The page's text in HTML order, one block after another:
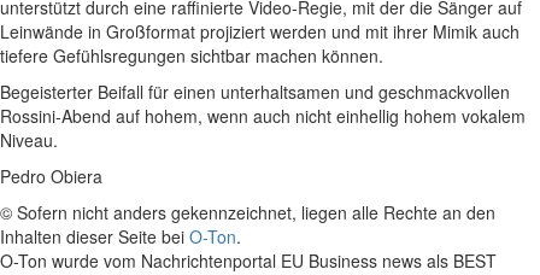
unterstützt durch eine raffinierte Video-Regie, mit der die Sänger auf
Leinwände in Großformat projiziert werden und mit ihrer Mimik auch
tiefere Gefühlsregungen sichtbar machen können.
Begeisterter Beifall für einen unterhaltsamen und geschmackvollen
Rossini-Abend auf hohem, wenn auch nicht einhellig hohem vokalem
Niveau.
Pedro Obiera
© Sofern nicht anders gekennzeichnet, liegen alle Rechte an den
Inhalten dieser Seite bei O-Ton.
O-Ton wurde vom Nachrichtenportal EU Business news als BEST